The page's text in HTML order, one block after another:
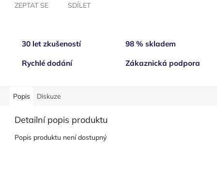
ZEPTAT SE SDÍLET
30 let zkušeností 98 % skladem
Rychlé dodání Zákaznická podpora
Popis Diskuze
Detailní popis produktu
Popis produktu není dostupný